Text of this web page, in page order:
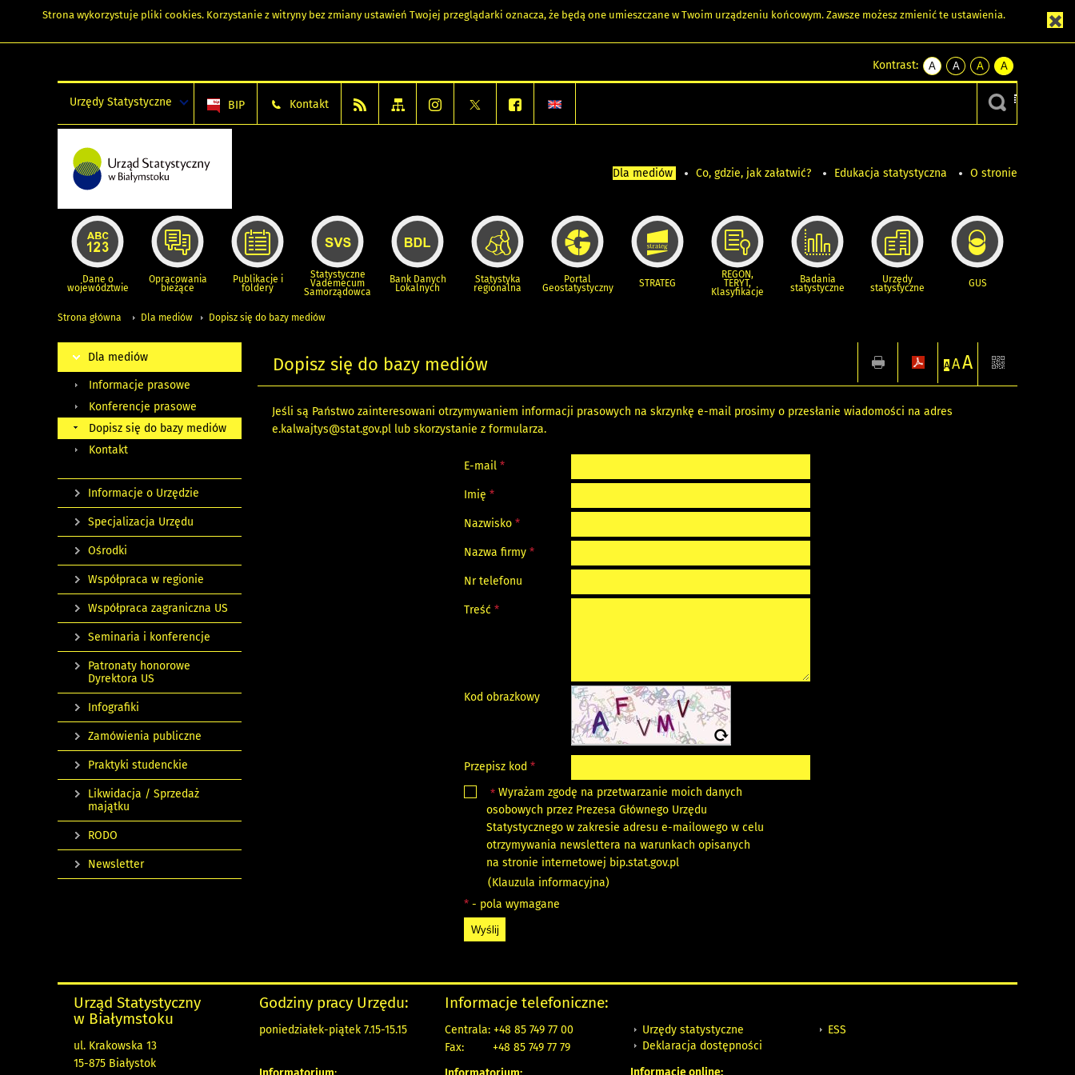
Strona wykorzystuje pliki cookies. Korzystanie z witryny bez zmiany ustawień Twojej przeglądarki oznacza, że będą one umieszczane w Twoim urządzeniu końcowym. Zawsze możesz zmienić te ustawienia.
Kontrast:
A
kontrast
A
kontrast
czarnym
A
kontrast
żółty
tekst
czarnym
A
kontrast
czarny
tekst
żółtym
Urzędy Statystyczne BIP Kontakt
Dla mediów Co, gdzie, jak załatwić? Edukacja statystyczna O stronie
Dane o
województwie
Opracowania
bieżące
Publikacje i
foldery
Statystyczne
Vademecum
Samorządowca
Bank Danych
Lokalnych
Statystyka
regionalna
Portal
Geostatystyczny STRATEG
REGON,
TERYT,
Klasyfikacje
Badania
statystyczne
Urzędy
statystyczne GUS
Strona główna Dla mediów Dopisz się do bazy mediów
Dopisz się do bazy mediów A AA
Jeśli są Państwo zainteresowani otrzymywaniem informacji prasowych na skrzynkę e-mail prosimy o przesłanie wiadomości na adres
e.kalwajtys@stat.gov.pl lub skorzystanie z formularza.
E-mail*
Imię*
Nazwisko*
Nazwa firmy*
Nr telefonu
Treść*
Kod obrazkowy
Przepisz kod*
* Wyrażam zgodę na przetwarzanie moich danych
osobowych przez Prezesa Głównego Urzędu
Statystycznego w zakresie adresu e-mailowego w celu
otrzymywania newslettera na warunkach opisanych
na stronie internetowej bip.stat.gov.pl
(Klauzula informacyjna)
* - pola wymagane
Dla mediów
Informacje prasowe
Konferencje prasowe
Dopisz się do bazy mediów
Kontakt
Informacje o Urzędzie
Specjalizacja Urzędu
Ośrodki
Współpraca w regionie
Współpraca zagraniczna US
Seminaria i konferencje
Patronaty honorowe
Dyrektora US
Infografiki
Zamówienia publiczne
Praktyki studenckie
Likwidacja / Sprzedaż
majątku
RODO
Newsletter
Urząd Statystyczny
w Białymstoku
ul. Krakowska 13
15-875 Białystok
Godziny pracy Urzędu:
poniedziałek-piątek 7.15-15.15
Informacje telefoniczne:
Centrala: +48 85 749 77 00
Fax:
+48 85 749 77 79
Urzędy statystyczne
Deklaracja dostępności
Informacje online:
ESS